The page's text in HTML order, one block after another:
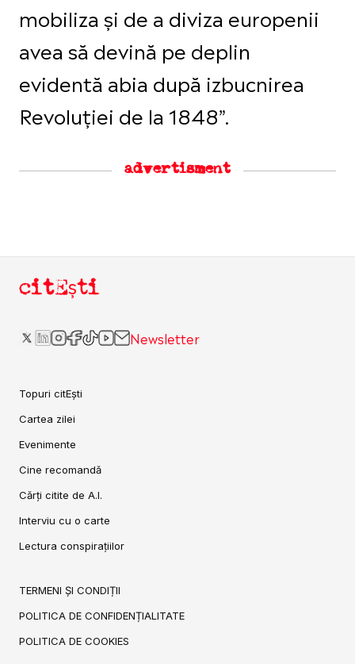
mobiliza și de a diviza europenii
avea să devină pe deplin
evidentă abia după izbucnirea
Revoluției de la 1848”.
advertisment
citEști
Newsletter
Topuri citEști
Cartea zilei
Evenimente
Cine recomandă
Cărți citite de A.I.
Interviu cu o carte
Lectura conspirațiilor
TERMENI ȘI CONDIȚII
POLITICA DE CONFIDENȚIALITATE
POLITICA DE COOKIES